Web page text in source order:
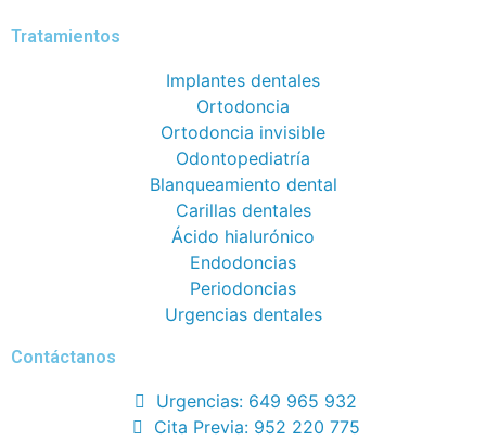
Tratamientos
Implantes dentales
Ortodoncia
Ortodoncia invisible
Odontopediatría
Blanqueamiento dental
Carillas dentales
Ácido hialurónico
Endodoncias
Periodoncias
Urgencias dentales
Contáctanos
Urgencias: 649 965 932
Cita Previa: 952 220 775